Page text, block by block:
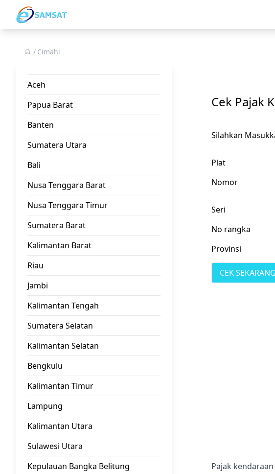
Cimahi
Cek Pajak
Silahkan
Plat
Nomor
Seri
No rangka
Provinsi
Pajak
Aceh
Papua Barat
Banten
Sumatera Utara
Bali
Nusa Tenggara Barat
Nusa Tenggara Timur
Sumatera Barat
Kalimantan Barat
Riau
Jambi
Kalimantan Tengah
Sumatera Selatan
Kalimantan Selatan
Bengkulu
Kalimantan Timur
Lampung
Kalimantan Utara
Sulawesi Utara
Kepulauan Bangka Belitung